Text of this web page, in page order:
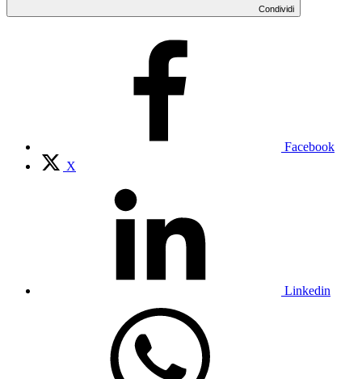
Condividi
Facebook
X
Linkedin